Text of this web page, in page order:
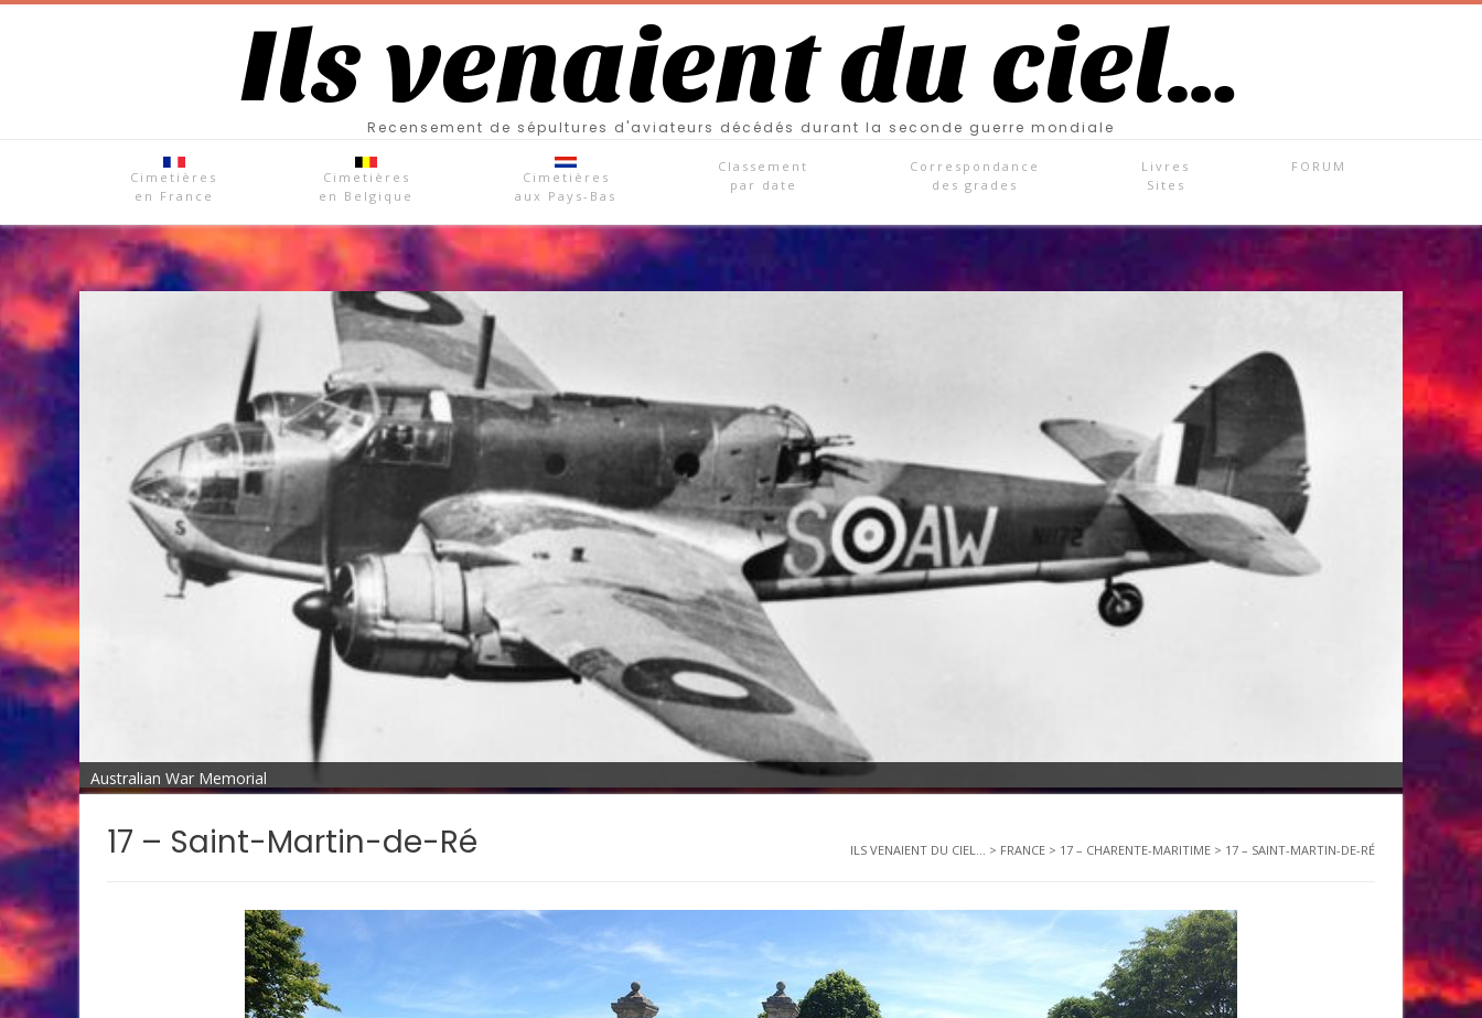
Ils venaient du ciel…
Recensement de sépultures d'aviateurs décédés durant la seconde guerre mondiale
Cimetières
en France
Cimetières
en Belgique
Cimetières
aux Pays-Bas
Classement
par date
Correspondance
des grades
Livres
Sites
FORUM
Australian War Memorial
17 – Saint-Martin-de-Ré ILS VENAIENT DU CIEL... > FRANCE > 17 – CHARENTE-MARITIME > 17 – SAINT-MARTIN-DE-RÉ